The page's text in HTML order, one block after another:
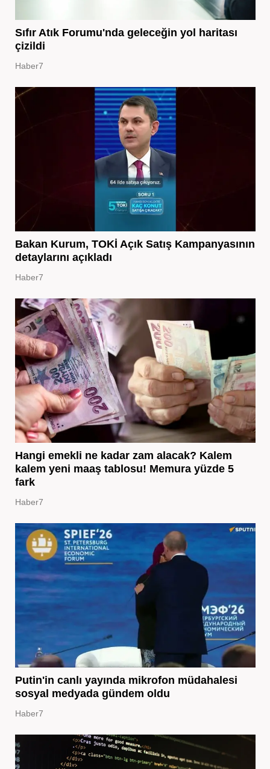
Sıfır Atık Forumu'nda geleceğin yol haritası
çizildi
Haber7
Bakan Kurum, TOKİ Açık Satış Kampanyasının
detaylarını açıkladı
Haber7
Hangi emekli ne kadar zam alacak? Kalem
kalem yeni maaş tablosu! Memura yüzde 5
fark
Haber7
Putin'in canlı yayında mikrofon müdahalesi
sosyal medyada gündem oldu
Haber7